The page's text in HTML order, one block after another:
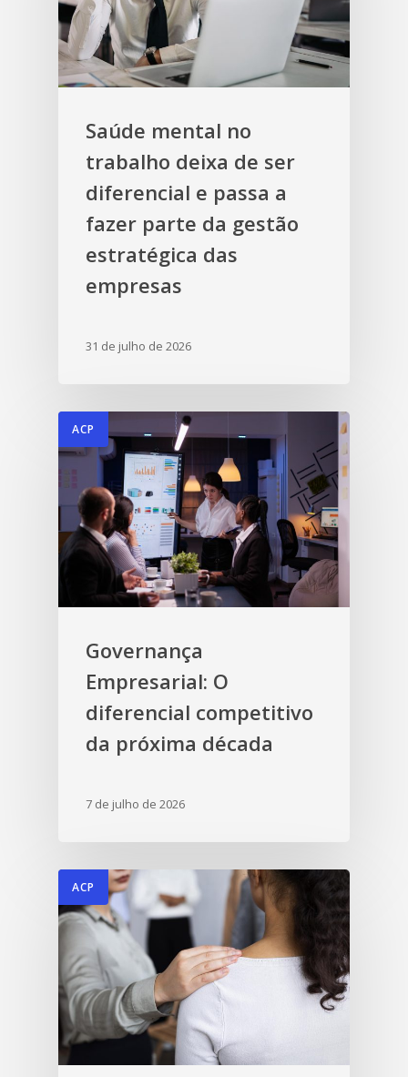
Saúde mental no
trabalho deixa de ser
diferencial e passa a
fazer parte da gestão
estratégica das
empresas
31 de julho de 2026
ACP
Governança
Empresarial: O
diferencial competitivo
da próxima década
7 de julho de 2026
ACP